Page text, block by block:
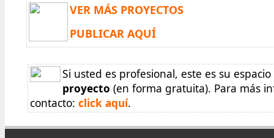
VER MÁS PROYECTOS
PUBLICAR AQUÍ
Si usted es profesional, este es su
proyecto (en forma gratuita). Para más
contacto: click aquí.